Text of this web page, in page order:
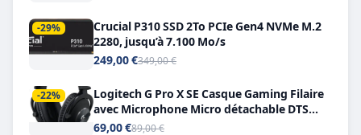
-29%
Crucial P310 SSD 2To PCIe Gen4 NVMe M.2
2280, jusqu’à 7.100 Mo/s
249,00 €349,00 €
-22%
Logitech G Pro X SE Casque Gaming Filaire
avec Microphone Micro détachable DTS
Headphone X 7.1
69,00 €89,00 €